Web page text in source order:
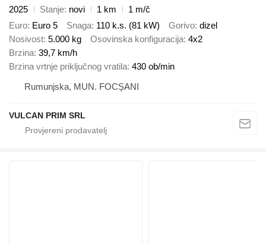
2025
Stanje novi 1 km
1 m/č
Euro Euro 5 Snaga 110 k.s. (81 kW) Gorivo dizel
Nosivost 5.000 kg Osovinska konfiguracija 4x2
Brzina 39,7 km/h
Brzina vrtnje priključnog vratila 430 ob/min
Rumunjska, MUN. FOCŞANI
VULCAN PRIM SRL